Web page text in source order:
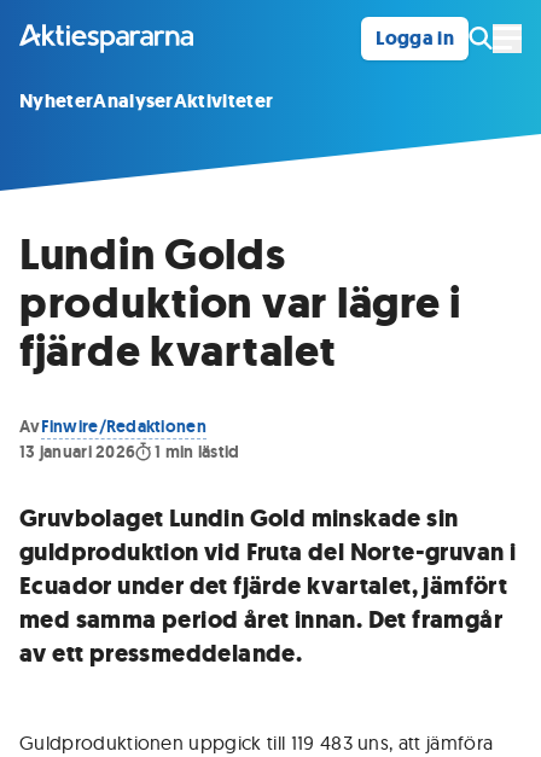
Logga in
NyheterAnalyserAktiviteter
Lundin Golds
produktion var lägre i
fjärde kvartalet
AvFinwire/Redaktionen
13 januari 2026
1 min lästid
Gruvbolaget Lundin Gold minskade sin
guldproduktion vid Fruta del Norte-gruvan i
Ecuador under det fjärde kvartalet, jämfört
med samma period året innan. Det framgår
av ett pressmeddelande.
Guldproduktionen uppgick till 119 483 uns, att jämföra